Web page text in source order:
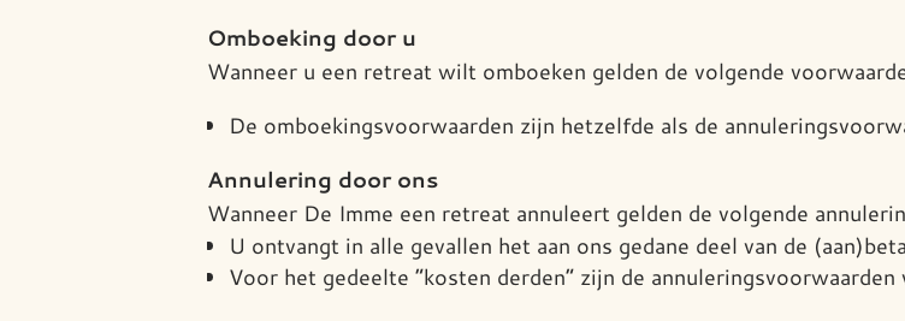
Omboeking door u
Wanneer u een retreat wilt omboeken gelden de volgende
De omboekingsvoorwaarden zijn hetzelfde als de
Annulering door ons
Wanneer De Imme een retreat annuleert gelden de volgende
U ontvangt in alle gevallen het aan ons gedane deel van de
Voor het gedeelte “kosten derden” zijn de